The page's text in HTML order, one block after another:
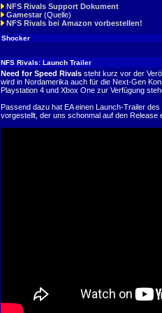
NFS Rivals Support Dokument
Gamestar (Quelle)
NFS Rivals bei Amazon vorbestellen!
Shocker
NFS Rivals: Launch Trailer
Need for Speed Rivals steht kurz vor der
wird in Nordamerika auch für die Next-Gen
Playstation 4 und Xbox One zur Verfügung
Passend dazu hat EA einen Launch-Trailer des
vorgestellt, der uns schonmal auf den Release